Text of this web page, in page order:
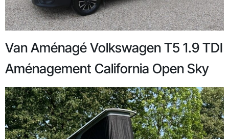
Van Aménagé Volkswagen T5 1.9 TDI
Aménagement California Open Sky